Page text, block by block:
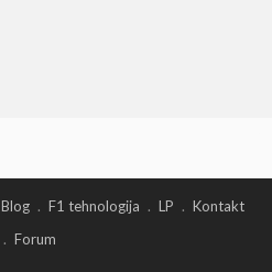
Blog F1 tehnologija LP
Kontakt
Forum